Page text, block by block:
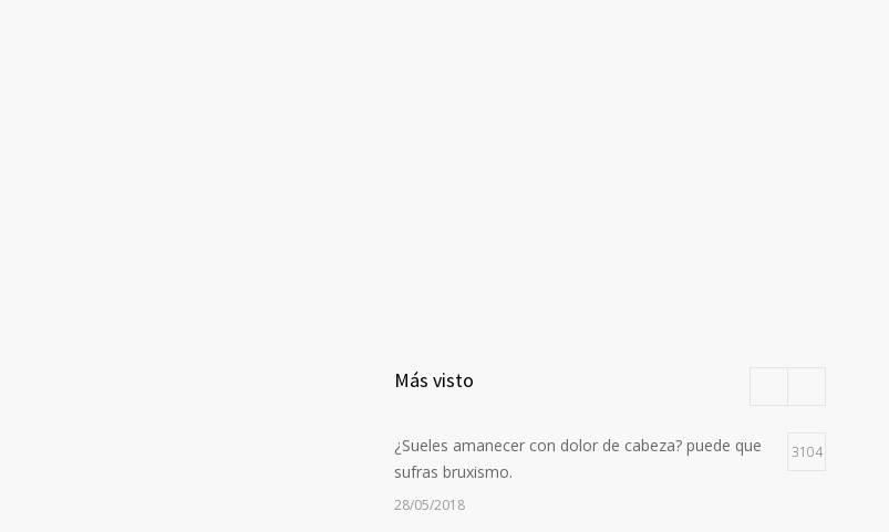
Más visto
¿Sueles amanecer con dolor de cabeza? puede que
sufras bruxismo.
3104
28/05/2018